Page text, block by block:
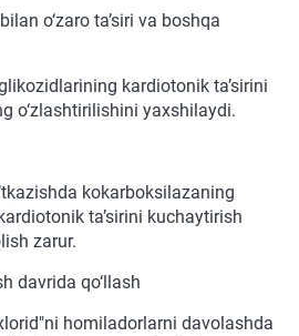
o‘zaro ta’siri va boshqa
kardiotonik ta’sirini
o‘zlashtirilishini yaxshilaydi.
kokarboksilazaning
ta’sirini kuchaytirish
zarur.
davrida qo‘llash
homiladorlarni davolashda